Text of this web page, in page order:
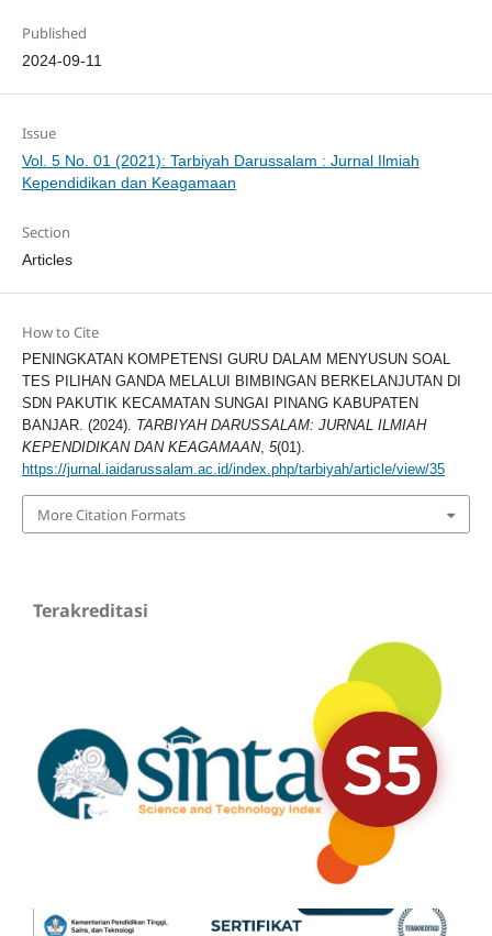
Published
2024-09-11
Issue
Vol. 5 No. 01 (2021): Tarbiyah Darussalam : Jurnal Ilmiah
Kependidikan dan Keagamaan
Section
Articles
How to Cite
PENINGKATAN KOMPETENSI GURU DALAM MENYUSUN SOAL
TES PILIHAN GANDA MELALUI BIMBINGAN BERKELANJUTAN DI
SDN PAKUTIK KECAMATAN SUNGAI PINANG KABUPATEN
BANJAR. (2024). TARBIYAH DARUSSALAM: JURNAL ILMIAH
KEPENDIDIKAN DAN KEAGAMAAN, 5(01).
https://jurnal.iaidarussalam.ac.id/index.php/tarbiyah/article/view/35
More Citation Formats
Terakreditasi